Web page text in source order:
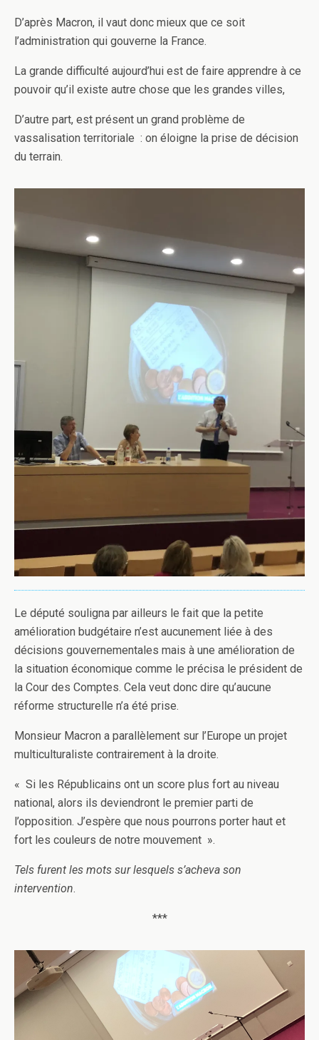
D’après Macron, il vaut donc mieux que ce soit
l’administration qui gouverne la France.
La grande difficulté aujourd’hui est de faire apprendre à ce
pouvoir qu’il existe autre chose que les grandes villes,
D’autre part, est présent un grand problème de
vassalisation territoriale : on éloigne la prise de décision
du terrain.
Le député souligna par ailleurs le fait que la petite
amélioration budgétaire n’est aucunement liée à des
décisions gouvernementales mais à une amélioration de
la situation économique comme le précisa le président de
la Cour des Comptes. Cela veut donc dire qu’aucune
réforme structurelle n’a été prise.
Monsieur Macron a parallèlement sur l’Europe un projet
multiculturaliste contrairement à la droite.
« Si les Républicains ont un score plus fort au niveau
national, alors ils deviendront le premier parti de
l’opposition. J’espère que nous pourrons porter haut et
fort les couleurs de notre mouvement ».
Tels furent les mots sur lesquels s’acheva son
intervention.
***